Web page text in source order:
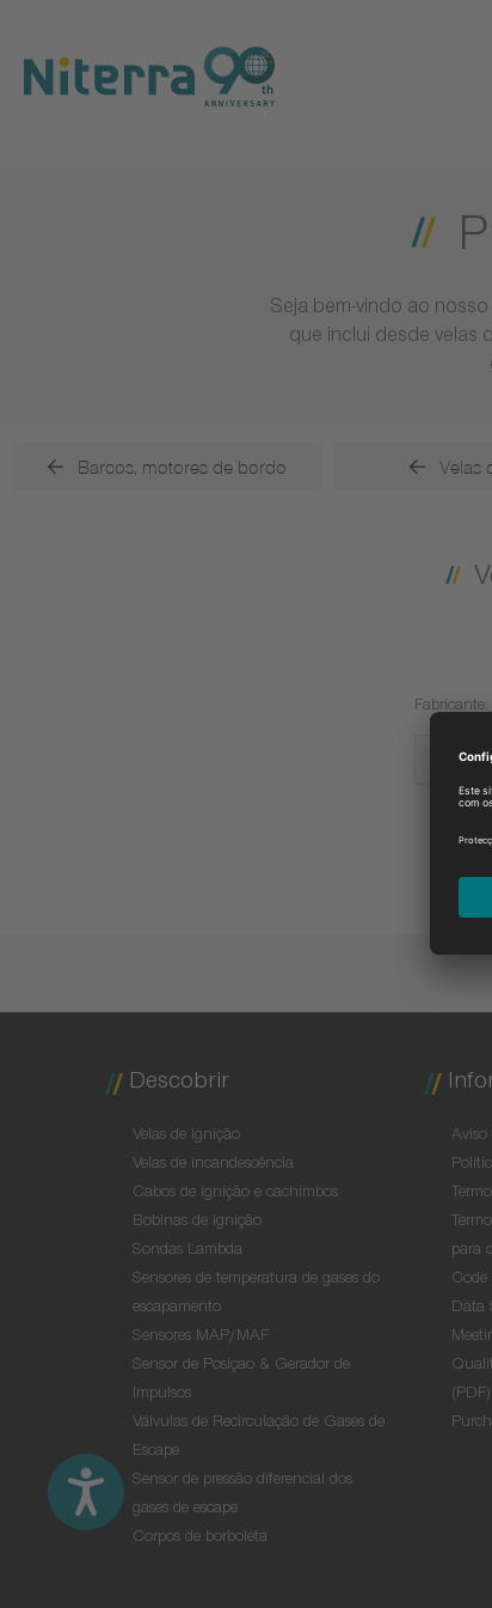
main
navigation
main
content
footer
Seja bem-vindo ao
que inclui desde velas
Barcos, motores de bordo Velas
Fabricante:
Descobrir
Velas de ignição
Velas de incandescência
Cabos de ignição e cachimbos
Bobinas de ignição
Sondas Lambda
Sensores de temperatura de gases do
escapamento
Sensores MAP/MAF
Sensor de Posiçao & Gerador de
Impulsos
Válvulas de Recirculação de Gases de
Escape
Sensor de pressão diferencial dos
gases de escape
Corpos de borboleta
Aviso
para
Code
Data
(PDF)